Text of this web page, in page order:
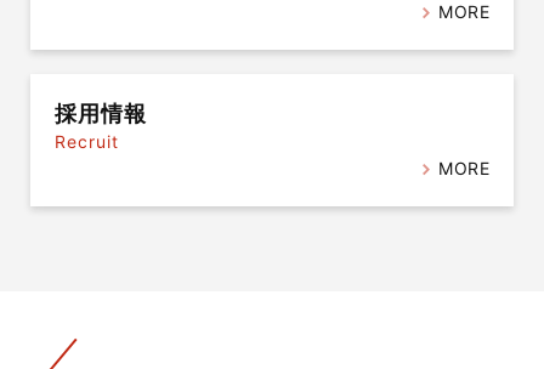
MORE
採用情報
Recruit
MORE